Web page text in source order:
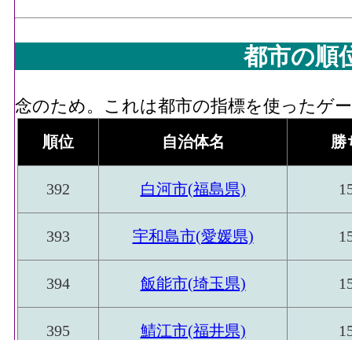
都市の順
念のため。これは都市の指標を使ったゲ
順位 自治体名 勝
392 白河市(福島県)
393 宇和島市(愛媛県)
394 飯能市(埼玉県)
395 鯖江市(福井県)